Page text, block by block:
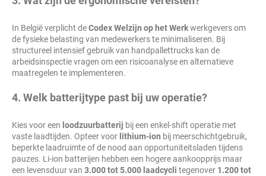
In België verplicht deCodex Welzijn op het Werkwerkgevers om
de fysieke belasting van medewerkers te minimaliseren. Bij
structureel intensief gebruik van handpallettrucks kan de
arbeidsinspectie vragen om een risicoanalyse en alternatieve
maatregelen te implementeren.
4. Welk batterijtype past bij uw operatie?
Kies voor een loodzuurbatterij bij een enkel-shift operatie met
vaste laadtijden. Opteer voor lithium-ion bij meerschichtgebruik,
beperkte laadruimte of de nood aan opportuniteitsladen tijdens
pauzes. Li-ion batterijen hebben een hogere aankoopprijs maar
een levensduur van 3.000 tot 5.000 laadcycli tegenover 1.200 tot